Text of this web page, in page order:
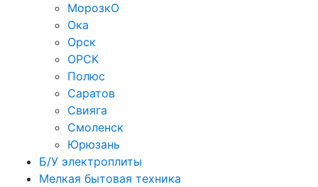
МорозкО
Ока
Орск
ОРСК
Полюс
Саратов
Свияга
Смоленск
Юрюзань
Б/У электроплиты
Мелкая бытовая техника